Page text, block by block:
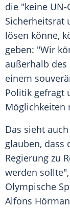
die "keine
Sicherheitsrat
lösen könne,
geben: "Wir
außerhalb des
einem
Politik gefragt
Möglichkeiten
Das sieht
glauben, dass
Regierung zu
werden
Olympische
Alfons